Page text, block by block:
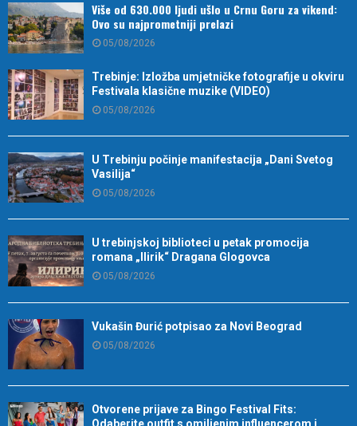
Više od 630.000 ljudi ušlo u Crnu Goru za vikend:
Ovo su najprometniji prelazi
05/08/2026
Trebinje: Izložba umjetničke fotografije u okviru
Festivala klasične muzike (VIDEO)
05/08/2026
U Trebinju počinje manifestacija „Dani Svetog
Vasilija“
05/08/2026
U trebinjskoj biblioteci u petak promocija
romana „Ilirik“ Dragana Glogovca
05/08/2026
Vukašin Đurić potpisao za Novi Beograd
05/08/2026
Otvorene prijave za Bingo Festival Fits: